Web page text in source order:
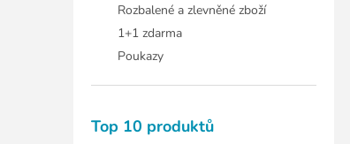
Rozbalené a zlevněné zboží
1+1 zdarma
Poukazy
Top 10 produktů